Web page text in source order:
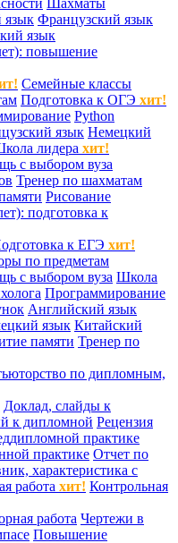
Шахматы
язык Французский язык
язык
повышение
Семейные классы
Подготовка к ОГЭ хит!
Python
язык Немецкий
лидера хит!
с выбором вуза
Тренер по шахматам
Рисование
подготовка к
к ЕГЭ хит!
по предметам
с выбором вуза Школа
Программирование
Английский язык
язык Китайский
памяти Тренер по
по дипломным,
Доклад, слайды к
к дипломной Рецензия
практике
практике Отчет по
характеристика с
работа хит! Контрольная
работа Чертежи в
Повышение